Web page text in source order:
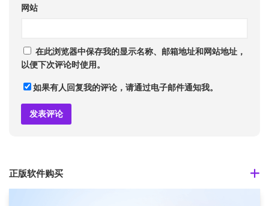
网站
在此浏览器中保存我的显示名称、邮箱地址和网站地址，
以便下次评论时使用。
如果有人回复我的评论，请通过电子邮件通知我。
正版软件购买